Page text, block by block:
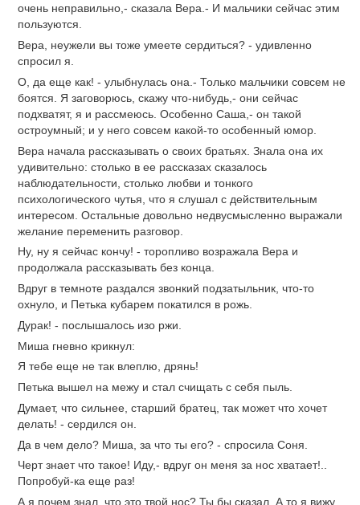
очень неправильно,- сказала Вера.- И мальчики сейчас этим
пользуются.
Вера, неужели вы тоже умеете сердиться? - удивленно
спросил я.
О, да еще как! - улыбнулась она.- Только мальчики совсем не
боятся. Я заговорюсь, скажу что-нибудь,- они сейчас
подхватят, я и рассмеюсь. Особенно Саша,- он такой
остроумный; и у него совсем какой-то особенный юмор.
Вера начала рассказывать о своих братьях. Знала она их
удивительно: столько в ее рассказах сказалось
наблюдательности, столько любви и тонкого
психологического чутья, что я слушал с действительным
интересом. Остальные довольно недвусмысленно выражали
желание переменить разговор.
Ну, ну я сейчас кончу! - торопливо возражала Вера и
продолжала рассказывать без конца.
Вдруг в темноте раздался звонкий подзатыльник, что-то
охнуло, и Петька кубарем покатился в рожь.
Дурак! - послышалось изо ржи.
Миша гневно крикнул:
Я тебе еще не так влеплю, дрянь!
Петька вышел на межу и стал счищать с себя пыль.
Думает, что сильнее, старший братец, так может что хочет
делать! - сердился он.
Да в чем дело? Миша, за что ты его? - спросила Соня.
Черт знает что такое! Иду,- вдруг он меня за нос хватает!..
Попробуй-ка еще раз!
А я почем знал, что это твой нос? Ты бы сказал. А то я вижу,